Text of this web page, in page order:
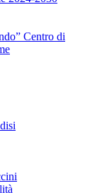
Centro di